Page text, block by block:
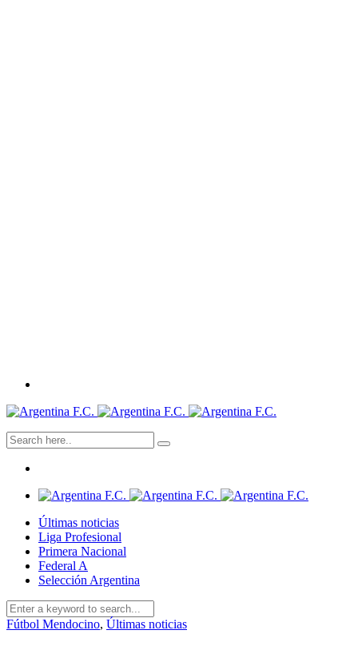
Últimas noticias
Liga Profesional
Primera Nacional
Federal A
Selección Argentina
Fútbol Mendocino, Últimas noticias